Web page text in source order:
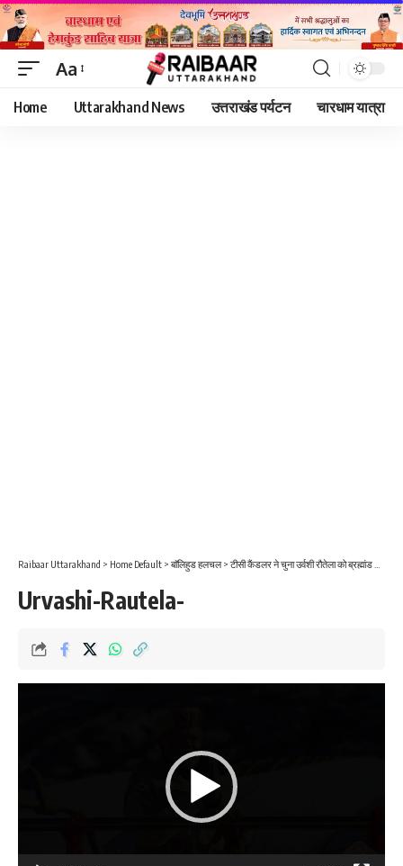
Font
Resizer
Aa
Home Uttarakhand News उत्तराखंड पर्यटन चारधाम यात्रा
Raibaar Uttarakhand > Home Default > बाॅलिहुड हलचल> टीसी कैंडलर ने चुना उर्वशी रौतेला को ब्रह्मांड की सबसे खुबसूरत महिला।
Urvashi-Rautela-